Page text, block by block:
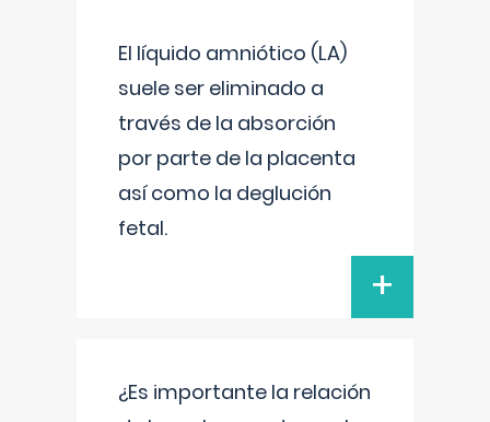
El líquido amniótico (LA)
suele ser eliminado a
través de la absorción
por parte de la placenta
así como la deglución
fetal.
+
¿Es importante la relación